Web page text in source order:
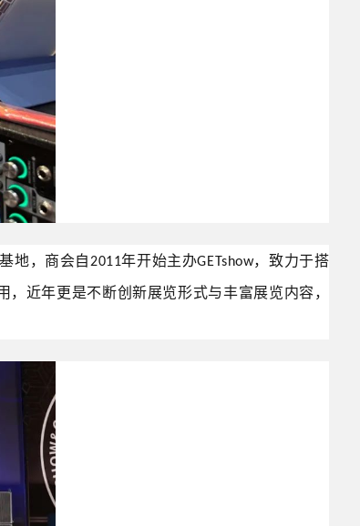
地，商会自2011年开始主办GETshow，致力于搭
近年更是不断创新展览形式与丰富展览内容，